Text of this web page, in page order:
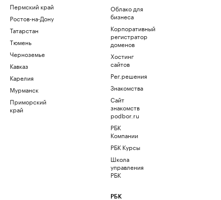
Пермский край
Ростов-на-Дону
Татарстан
Тюмень
Черноземье
Кавказ
Карелия
Мурманск
Приморский
край
Облако для
бизнеса
Корпоративный
регистратор
доменов
Хостинг
сайтов
Рег.решения
Знакомства
Сайт
знакомств
podbor.ru
РБК
Компании
РБК Курсы
Школа
управления
РБК
РБК